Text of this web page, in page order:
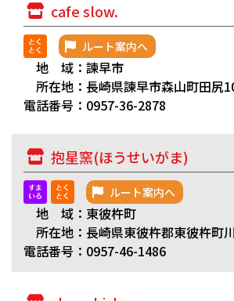
cafe slow.
ルート案内へ
地 域：諫早市
所在地：長崎県諫早市森山町田尻
電話番号：0957-36-2878
抱星窯(ほうせいがま)
ルート案内へ
地 域：東彼杵町
所在地：長崎県東彼杵郡東彼杵町
電話番号：0957-46-1486